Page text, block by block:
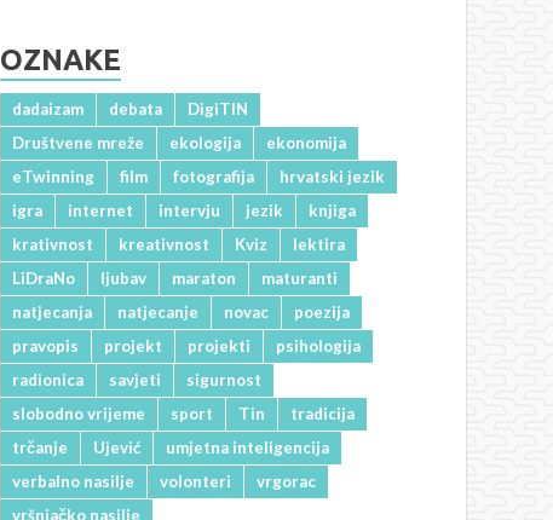
OZNAKE
dadaizam debata
DigiTIN
Društvene mreže
ekologija
ekonomija
eTwinning
film fotografija
hrvatski jezik
igra
internet intervju jezik
knjiga
krativnost
kreativnost Kviz
lektira
LiDraNo
ljubav maraton
maturanti
natjecanja
natjecanje novac
poezija
pravopis
projekt projekti
psihologija
radionica
savjeti
sigurnost
slobodno vrijeme
sport Tin
tradicija
trčanje
Ujević
umjetna inteligencija
verbalno nasilje
volonteri
vrgorac
vršnjačko nasilje